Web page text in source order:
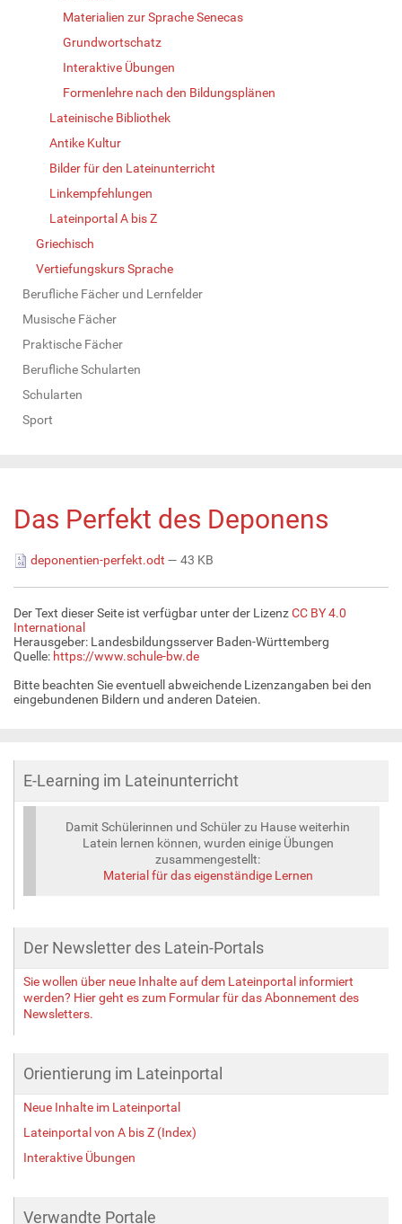
Materialien zur Sprache Senecas
Grundwortschatz
Interaktive Übungen
Formenlehre nach den Bildungsplänen
Lateinische Bibliothek
Antike Kultur
Bilder für den Lateinunterricht
Linkempfehlungen
Lateinportal A bis Z
Griechisch
Vertiefungskurs Sprache
Berufliche Fächer und Lernfelder
Musische Fächer
Praktische Fächer
Berufliche Schularten
Schularten
Sport
Das Perfekt des Deponens
deponentien-perfekt.odt — 43 KB
Der Text dieser Seite ist verfügbar unter der LizenzCC BY 4.0
International
Herausgeber: Landesbildungsserver Baden-Württemberg
Quelle: https://www.schule-bw.de
Bitte beachten Sie eventuell abweichende Lizenzangaben bei den
eingebundenen Bildern und anderen Dateien.
E-Learning im Lateinunterricht
Damit Schülerinnen und Schüler zu Hause weiterhin
Latein lernen können, wurden einige Übungen
zusammengestellt:
Material für das eigenständige Lernen
Der Newsletter des Latein-Portals
Sie wollen über neue Inhalte auf dem Lateinportal informiert
werden? Hier geht es zum Formular für das Abonnement des
Newsletters.
Orientierung im Lateinportal
Neue Inhalte im Lateinportal
Lateinportal von A bis Z (Index)
Interaktive Übungen
Verwandte Portale